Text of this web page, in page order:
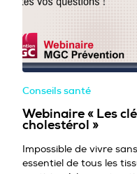
Conseils santé
Webinaire « Les
cholestérol »
Impossible de vivre
essentiel de tous les